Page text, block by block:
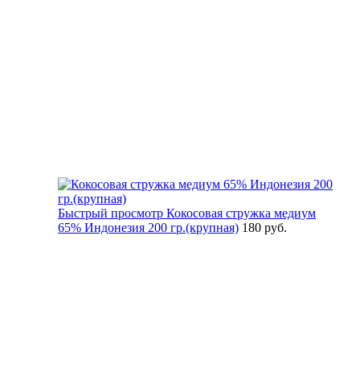
Быстрый просмотр Кокосовая стружка медиум
65% Индонезия 200 гр.(крупная) 180 руб.